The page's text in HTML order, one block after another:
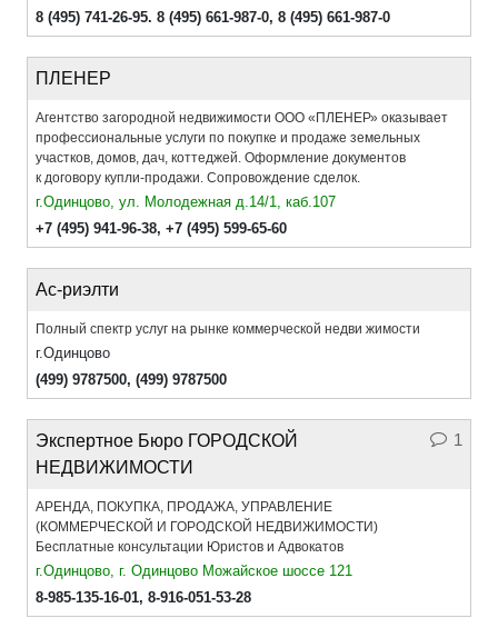
8 (495) 741-26-95. 8 (495) 661-987-0, 8 (495) 661-987-0
ПЛЕНЕР
Агентство загородной недвижимости ООО «ПЛЕНЕР» оказывает
профессиональные услуги по покупке и продаже земельных
участков, домов, дач, коттеджей. Оформление документов
к договору купли-продажи. Сопровождение сделок.
г.Одинцово, ул. Молодежная д.14/1, каб.107
+7 (495) 941-96-38, +7 (495) 599-65-60
Ас-риэлти
Полный спектр услуг на рынке коммерческой недви жимости
г.Одинцово
(499) 9787500, (499) 9787500
1
Экспертное Бюро ГОРОДСКОЙ
НЕДВИЖИМОСТИ
АРЕНДА, ПОКУПКА, ПРОДАЖА, УПРАВЛЕНИЕ
(КОММЕРЧЕСКОЙ И ГОРОДСКОЙ НЕДВИЖИМОСТИ)
Бесплатные консультации Юристов и Адвокатов
г.Одинцово, г. Одинцово Можайское шоссе 121
8-985-135-16-01, 8-916-051-53-28